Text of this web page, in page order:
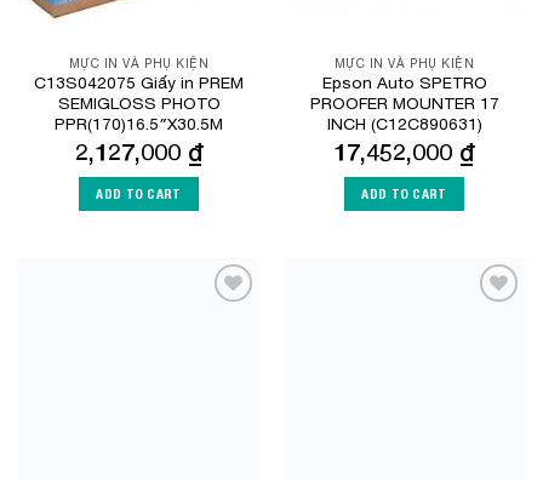
MỰC IN VÀ PHỤ KIỆN
C13S042075 Giấy in PREM
SEMIGLOSS PHOTO
PPR(170)16.5″X30.5M
2,127,000 ₫
ADD TO CART
MỰC IN VÀ PHỤ KIỆN
Epson Auto SPETRO
PROOFER MOUNTER 17
INCH (C12C890631)
17,452,000 ₫
ADD TO CART